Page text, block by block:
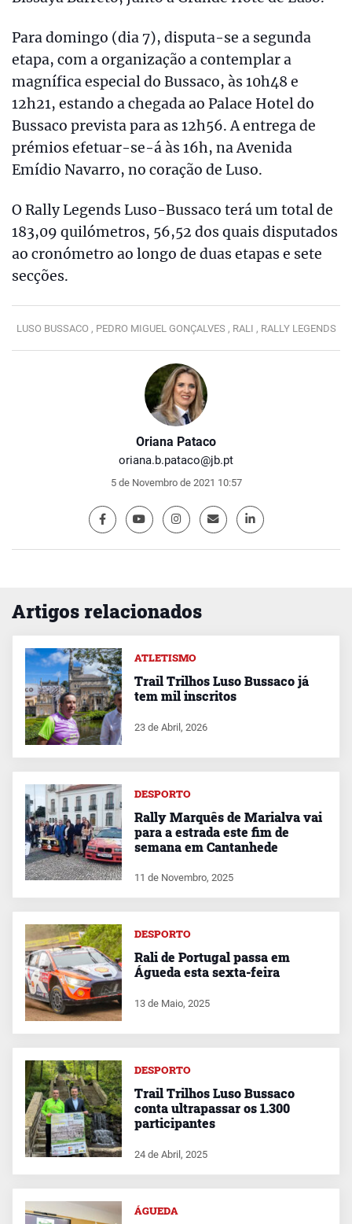
Oriana Pataco
oriana.b.pataco@jb.pt
5 de Novembro de 2021 10:57
Para domingo (dia 7), disputa-se a segunda
etapa, com a organização a contemplar a
magnífica especial do Bussaco, às 10h48 e
12h21, estando a chegada ao Palace Hotel do
Bussaco prevista para as 12h56. A entrega de
prémios efetuar-se-á às 16h, na Avenida
Emídio Navarro, no coração de Luso.
O Rally Legends Luso-Bussaco terá um total de
183,09 quilómetros, 56,52 dos quais disputados
ao cronómetro ao longo de duas etapas e sete
secções.
LUSO BUSSACO , PEDRO MIGUEL GONÇALVES , RALI , RALLY LEGENDS
Artigos relacionados
ATLETISMO
Trail Trilhos Luso Bussaco já
tem mil inscritos
23 de Abril, 2026
DESPORTO
Rally Marquês de Marialva vai
para a estrada este fim de
semana em Cantanhede
11 de Novembro, 2025
DESPORTO
Rali de Portugal passa em
Águeda esta sexta-feira
13 de Maio, 2025
DESPORTO
Trail Trilhos Luso Bussaco
conta ultrapassar os 1.300
participantes
24 de Abril, 2025
ÁGUEDA